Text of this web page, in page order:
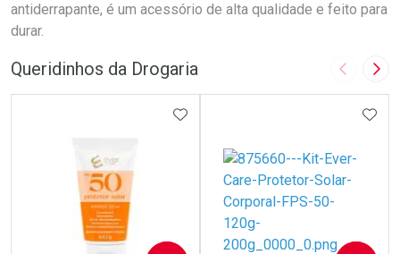
antiderrapante, é um acessório de alta qualidade e feito para
durar.
Queridinhos da Drogaria Imagem
ADICIONAR AOS FAVORITOS